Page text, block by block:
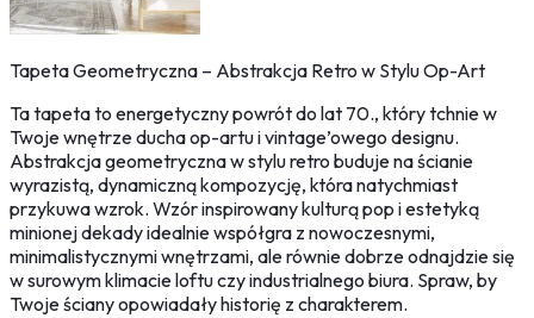
Tapeta Geometryczna – Abstrakcja Retro w Stylu Op-Art
Ta tapeta to energetyczny powrót do lat 70., który tchnie w
Twoje wnętrze ducha op-artu i vintage’owego designu.
Abstrakcja geometryczna w stylu retro buduje na ścianie
wyrazistą, dynamiczną kompozycję, która natychmiast
przykuwa wzrok. Wzór inspirowany kulturą pop i estetyką
minionej dekady idealnie współgra z nowoczesnymi,
minimalistycznymi wnętrzami, ale równie dobrze odnajdzie się
w surowym klimacie loftu czy industrialnego biura. Spraw, by
Twoje ściany opowiadały historię z charakterem.